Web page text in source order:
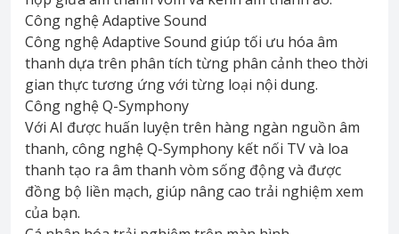
Công nghệ Adaptive Sound
Công nghệ Adaptive Sound giúp tối ưu hóa âm
thanh dựa trên phân tích từng phân cảnh theo thời
gian thực tương ứng với từng loại nội dung.
Công nghệ Q-Symphony
Với AI được huấn luyện trên hàng ngàn nguồn âm
thanh, công nghệ Q-Symphony kết nối TV và loa
thanh tạo ra âm thanh vòm sống động và được
đồng bộ liền mạch, giúp nâng cao trải nghiệm xem
của bạn.